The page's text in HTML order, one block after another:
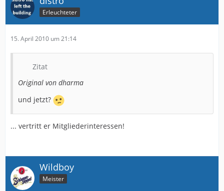
Erleuchteter
15. April 2010 um 21:14
Zitat
Original von dharma
und jetzt?
... vertritt er Mitgliederinteressen!
Wildboy
Meister